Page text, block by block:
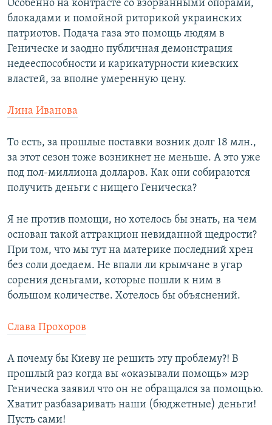
Особенно на контрасте со взорванными опорами,
блокадами и помойной риторикой украинских
патриотов. Подача газа это помощь людям в
Геническе и заодно публичная демонстрация
недееспособности и карикатурности киевских
властей, за вполне умеренную цену.
Лина Иванова
То есть, за прошлые поставки возник долг 18 млн.,
за этот сезон тоже возникнет не меньше. А это уже
под пол-миллиона долларов. Как они собираются
получить деньги с нищего Геническа?
Я не против помощи, но хотелось бы знать, на чем
основан такой аттракцион невиданной щедрости?
При том, что мы тут на материке последний хрен
без соли доедаем. Не впали ли крымчане в угар
сорения деньгами, которые пошли к ним в
большом количестве. Хотелось бы объяснений.
Слава Прохоров
А почему бы Киеву не решить эту проблему?! В
прошлый раз когда вы «оказывали помощь» мэр
Геническа заявил что он не обращался за помощью.
Хватит разбазаривать наши (бюджетные) деньги!
Пусть сами!